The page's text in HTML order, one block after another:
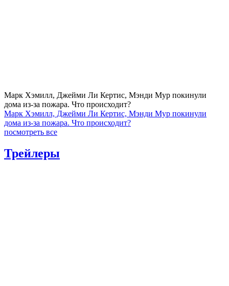
Марк Хэмилл, Джейми Ли Кертис, Мэнди Мур покинули
дома из-за пожара. Что происходит?
Марк Хэмилл, Джейми Ли Кертис, Мэнди Мур покинули
дома из-за пожара. Что происходит?
посмотреть все
Трейлеры